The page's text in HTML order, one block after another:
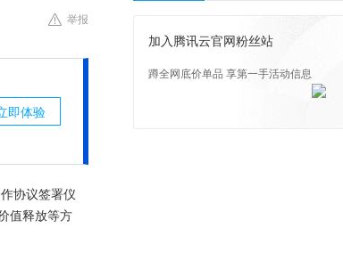
举报
即体验
协议签署仪
值释放等方
加入腾讯云官网粉丝站
蹲全网底价单品 享第一手活动信息